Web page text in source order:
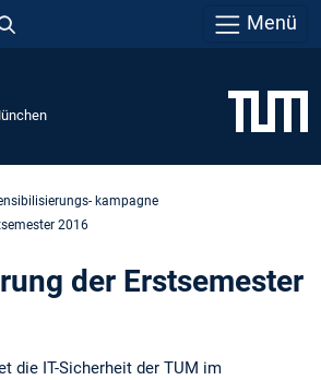
Menü
kampagne
2016
der Erstsemester
die IT-Sicherheit der TUM im